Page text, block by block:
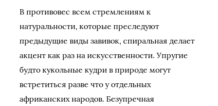
В противовес всем стремлениям к
натуральности, которые преследуют
предыдущие виды завивок, спиральная делает
акцент как раз на искусственности. Упругие
будто кукольные кудри в природе могут
встретиться разве что у отдельных
африканских народов. Безупречная